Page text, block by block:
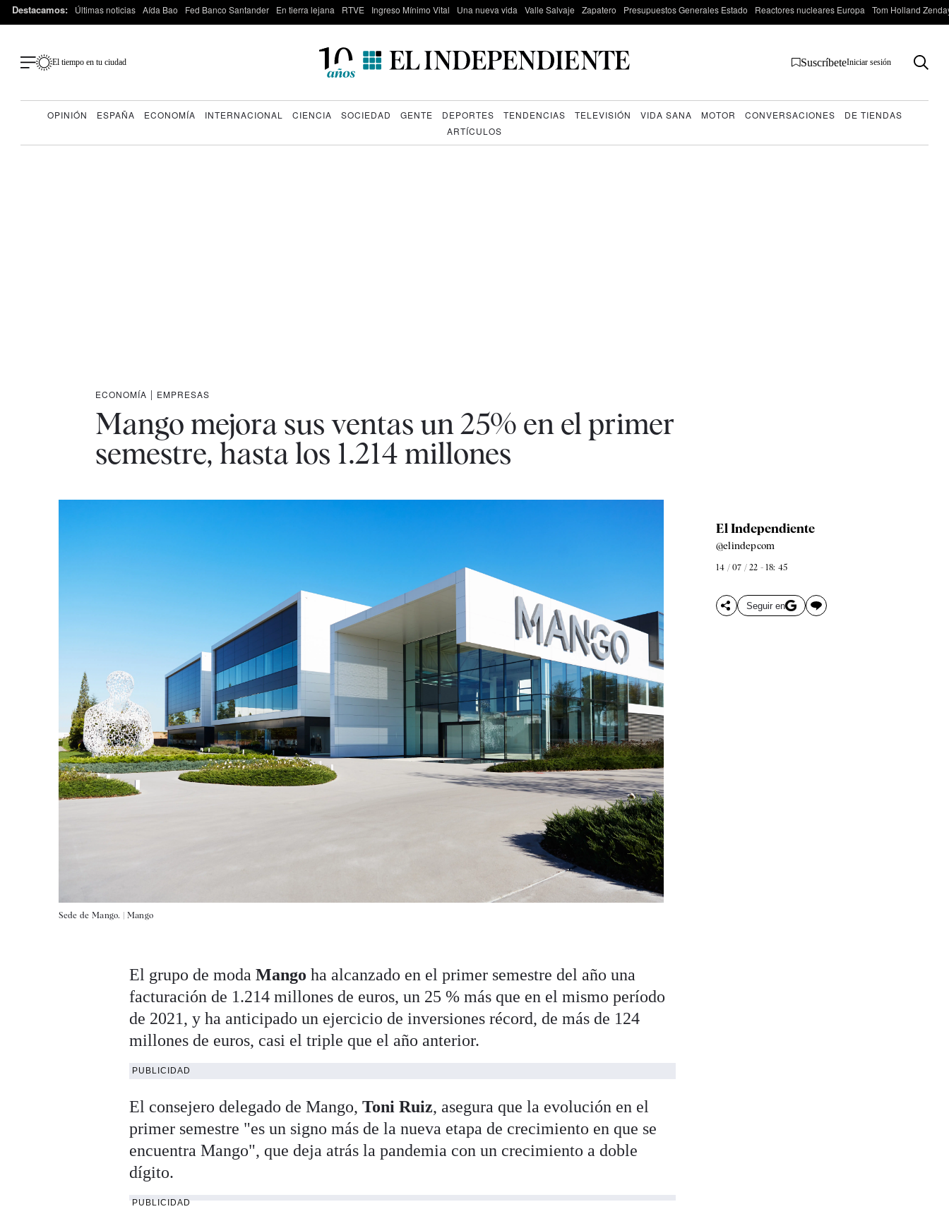
Destacamos: Últimas noticias Aída Bao Fed Banco Santander En tierra lejana RTVE Ingreso Mínimo Vital Una nueva vida Valle Salvaje Zapatero Presupuestos Generales Estado Reactores nucleares Europa Tom Holland
El tiempo en tu ciudad SuscríbeteIniciar sesión
OPINIÓN ESPAÑA ECONOMÍA INTERNACIONAL CIENCIA SOCIEDAD GENTE DEPORTES TENDENCIAS TELEVISIÓN VIDA SANA MOTOR CONVERSACIONES
DE TIENDAS
ARTÍCULOS
ECONOMÍA | EMPRESAS
Mango mejora sus ventas un 25% en el primer
semestre, hasta los 1.214 millones
Sede de Mango. | Mango
El Independiente
@elindepcom
14 / 07 / 22 - 18: 45
Seguir en
El grupo de modaMangoha alcanzado en el primer semestre del año una
facturación de 1.214 millones de euros, un 25 % más que en el mismo período
de 2021, y ha anticipado un ejercicio de inversiones récord, de más de 124
millones de euros, casi el triple que el año anterior.
PUBLICIDAD
El consejero delegado de Mango,Toni Ruiz, asegura que la evolución en el
primer semestre "es un signo más de la nueva etapa de crecimiento en que se
encuentra Mango", que deja atrás la pandemia con un crecimiento a doble
dígito.
PUBLICIDAD